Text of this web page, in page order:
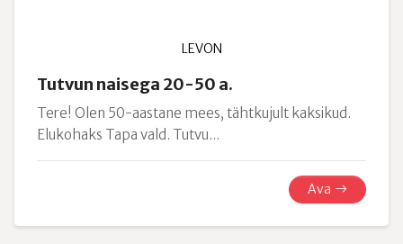
LEVON
Tutvun naisega 20-50 a.
Tere! Olen 50-aastane mees, tähtkujult kaksikud.
Elukohaks Tapa vald. Tutvu...
Ava